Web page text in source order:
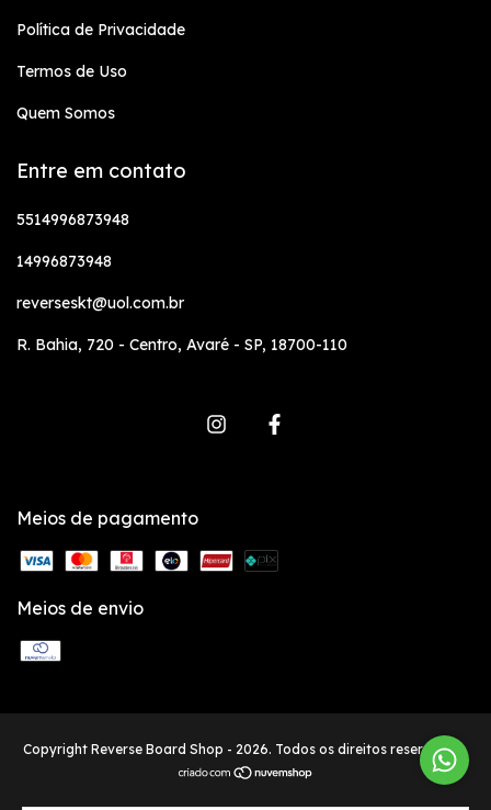
Política de Privacidade
Termos de Uso
Quem Somos
Entre em contato
5514996873948
14996873948
reverseskt@uol.com.br
R. Bahia, 720 - Centro, Avaré - SP, 18700-110
Meios de pagamento
Meios de envio
Copyright Reverse Board Shop - 2026. Todos os direitos reservados.